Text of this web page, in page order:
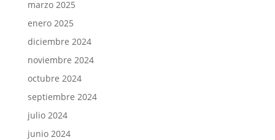
marzo 2025
enero 2025
diciembre 2024
noviembre 2024
octubre 2024
septiembre 2024
julio 2024
junio 2024